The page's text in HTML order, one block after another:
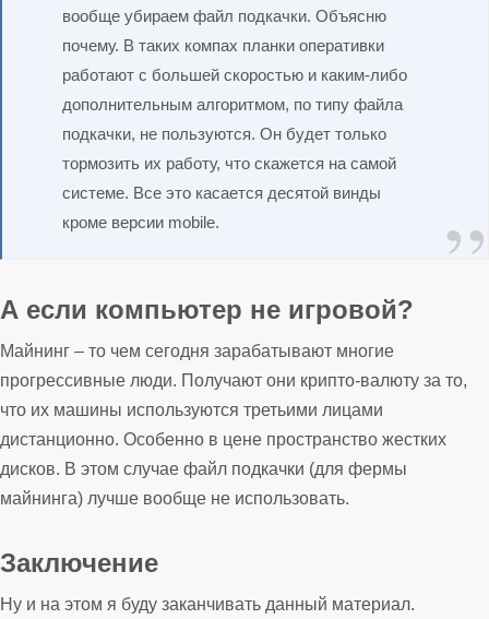
вообще убираем файл подкачки. Объясню
почему. В таких компах планки оперативки
работают с большей скоростью и каким-либо
дополнительным алгоритмом, по типу файла
подкачки, не пользуются. Он будет только
тормозить их работу, что скажется на самой
системе. Все это касается десятой винды
кроме версии mobile.
А если компьютер не игровой?
Майнинг – то чем сегодня зарабатывают многие
прогрессивные люди. Получают они крипто-валюту за то,
что их машины используются третьими лицами
дистанционно. Особенно в цене пространство жестких
дисков. В этом случае файл подкачки (для фермы
майнинга) лучше вообще не использовать.
Заключение
Ну и на этом я буду заканчивать данный материал.